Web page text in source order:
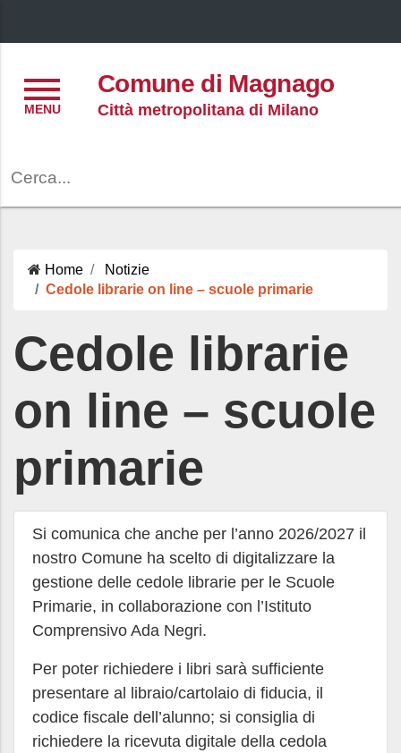
Comune di Magnago
Città metropolitana di Milano
Home
Notizie
Cedole librarie on line – scuole primarie
Cedole librarie
on line – scuole
primarie
Si comunica che anche per l’anno 2026/2027 il
nostro Comune ha scelto di digitalizzare la
gestione delle cedole librarie per le Scuole
Primarie, in collaborazione con l’Istituto
Comprensivo Ada Negri.
Per poter richiedere i libri sarà sufficiente
presentare al libraio/cartolaio di fiducia, il
codice fiscale dell’alunno; si consiglia di
richiedere la ricevuta digitale della cedola